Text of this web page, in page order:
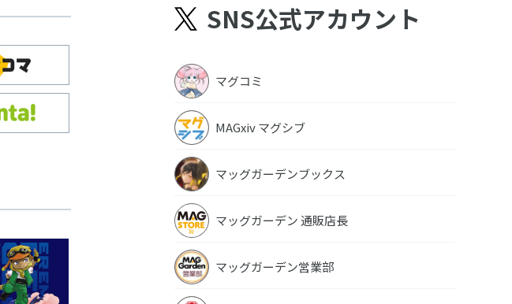
SNS公式アカウント
マグコミ
MAGxiv マグシブ
マッグガーデンブックス
マッグガーデン 通販店長
マッグガーデン営業部